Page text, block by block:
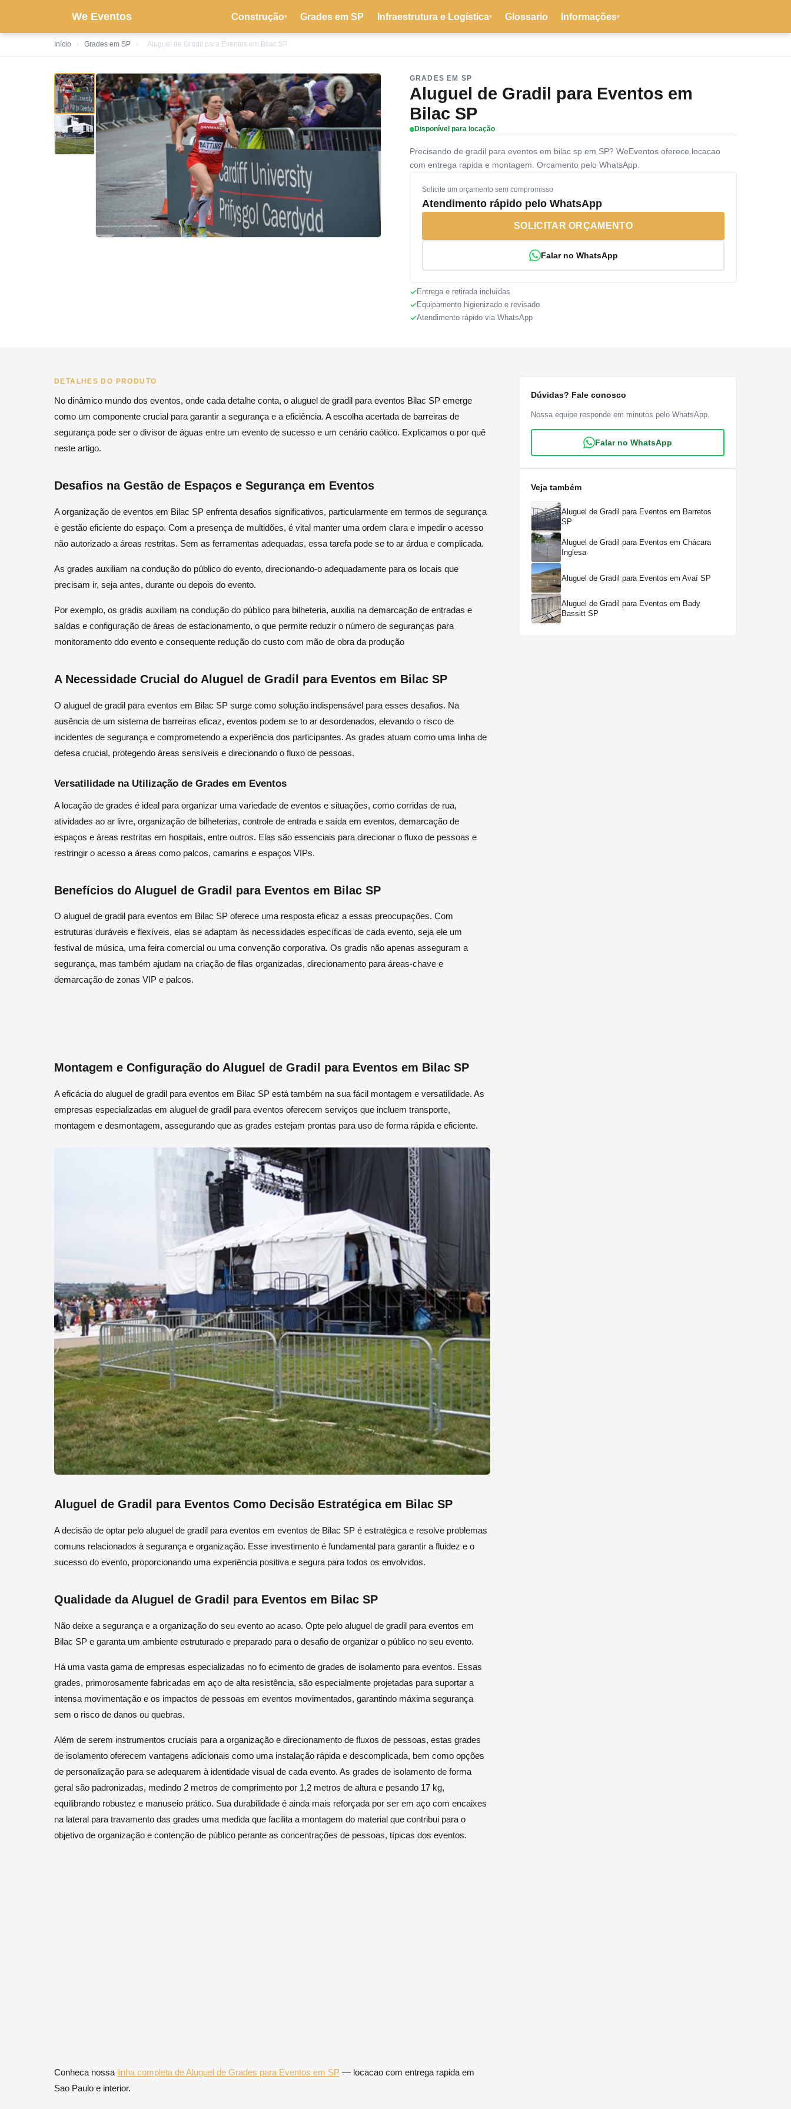
We Eventos Construção▾ Grades em SP Infraestrutura e Logística▾ Glossario Informações▾
Início › Grades em SP › Aluguel de Gradil para Eventos em Bilac SP
GRADES EM SP
Aluguel de Gradil para Eventos em
Bilac SP
Disponível para locação
Precisando de gradil para eventos em bilac sp em SP? WeEventos oferece locacao
com entrega rapida e montagem. Orcamento pelo WhatsApp.
Solicite um orçamento sem compromisso
Atendimento rápido pelo WhatsApp
SOLICITAR ORÇAMENTO
Falar no WhatsApp
Entrega e retirada incluídas
Equipamento higienizado e revisado
Atendimento rápido via WhatsApp
DETALHES DO PRODUTO
No dinâmico mundo dos eventos, onde cada detalhe conta, o aluguel de gradil para eventos Bilac SP emerge
como um componente crucial para garantir a segurança e a eficiência. A escolha acertada de barreiras de
segurança pode ser o divisor de águas entre um evento de sucesso e um cenário caótico. Explicamos o por quê
neste artigo.
Desafios na Gestão de Espaços e Segurança em Eventos
A organização de eventos em Bilac SP enfrenta desafios significativos, particularmente em termos de segurança
e gestão eficiente do espaço. Com a presença de multidões, é vital manter uma ordem clara e impedir o acesso
não autorizado a áreas restritas. Sem as ferramentas adequadas, essa tarefa pode se to ar árdua e complicada.
As grades auxiliam na condução do público do evento, direcionando-o adequadamente para os locais que
precisam ir, seja antes, durante ou depois do evento.
Por exemplo, os gradis auxiliam na condução do público para bilheteria, auxilia na demarcação de entradas e
saídas e configuração de áreas de estacionamento, o que permite reduzir o número de seguranças para
monitoramento ddo evento e consequente redução do custo com mão de obra da produção
A Necessidade Crucial do Aluguel de Gradil para Eventos em Bilac SP
O aluguel de gradil para eventos em Bilac SP surge como solução indispensável para esses desafios. Na
ausência de um sistema de barreiras eficaz, eventos podem se to ar desordenados, elevando o risco de
incidentes de segurança e comprometendo a experiência dos participantes. As grades atuam como uma linha de
defesa crucial, protegendo áreas sensíveis e direcionando o fluxo de pessoas.
Versatilidade na Utilização de Grades em Eventos
A locação de grades é ideal para organizar uma variedade de eventos e situações, como corridas de rua,
atividades ao ar livre, organização de bilheterias, controle de entrada e saída em eventos, demarcação de
espaços e áreas restritas em hospitais, entre outros. Elas são essenciais para direcionar o fluxo de pessoas e
restringir o acesso a áreas como palcos, camarins e espaços VIPs.
Benefícios do Aluguel de Gradil para Eventos em Bilac SP
O aluguel de gradil para eventos em Bilac SP oferece uma resposta eficaz a essas preocupações. Com
estruturas duráveis e flexíveis, elas se adaptam às necessidades específicas de cada evento, seja ele um
festival de música, uma feira comercial ou uma convenção corporativa. Os gradis não apenas asseguram a
segurança, mas também ajudam na criação de filas organizadas, direcionamento para áreas-chave e
demarcação de zonas VIP e palcos.
Montagem e Configuração do Aluguel de Gradil para Eventos em Bilac SP
A eficácia do aluguel de gradil para eventos em Bilac SP está também na sua fácil montagem e versatilidade. As
empresas especializadas em aluguel de gradil para eventos oferecem serviços que incluem transporte,
montagem e desmontagem, assegurando que as grades estejam prontas para uso de forma rápida e eficiente.
Aluguel de Gradil para Eventos Como Decisão Estratégica em Bilac SP
A decisão de optar pelo aluguel de gradil para eventos em eventos de Bilac SP é estratégica e resolve problemas
comuns relacionados à segurança e organização. Esse investimento é fundamental para garantir a fluidez e o
sucesso do evento, proporcionando uma experiência positiva e segura para todos os envolvidos.
Qualidade da Aluguel de Gradil para Eventos em Bilac SP
Não deixe a segurança e a organização do seu evento ao acaso. Opte pelo aluguel de gradil para eventos em
Bilac SP e garanta um ambiente estruturado e preparado para o desafio de organizar o público no seu evento.
Há uma vasta gama de empresas especializadas no fo ecimento de grades de isolamento para eventos. Essas
grades, primorosamente fabricadas em aço de alta resistência, são especialmente projetadas para suportar a
intensa movimentação e os impactos de pessoas em eventos movimentados, garantindo máxima segurança
sem o risco de danos ou quebras.
Além de serem instrumentos cruciais para a organização e direcionamento de fluxos de pessoas, estas grades
de isolamento oferecem vantagens adicionais como uma instalação rápida e descomplicada, bem como opções
de personalização para se adequarem à identidade visual de cada evento. As grades de isolamento de forma
geral são padronizadas, medindo 2 metros de comprimento por 1,2 metros de altura e pesando 17 kg,
equilibrando robustez e manuseio prático. Sua durabilidade é ainda mais reforçada por ser em aço com encaixes
na lateral para travamento das grades uma medida que facilita a montagem do material que contribui para o
objetivo de organização e contenção de público perante as concentrações de pessoas, típicas dos eventos.
Conheca nossa linha completa de Aluguel de Grades para Eventos em SP — locacao com entrega rapida em
Sao Paulo e interior.
Dúvidas? Fale conosco
Nossa equipe responde em minutos pelo WhatsApp.
Falar no WhatsApp
Veja também
Aluguel de Gradil para Eventos em Barretos
SP
Aluguel de Gradil para Eventos em Chácara
Inglesa
Aluguel de Gradil para Eventos em Avaí SP
Aluguel de Gradil para Eventos em Bady
Bassitt SP